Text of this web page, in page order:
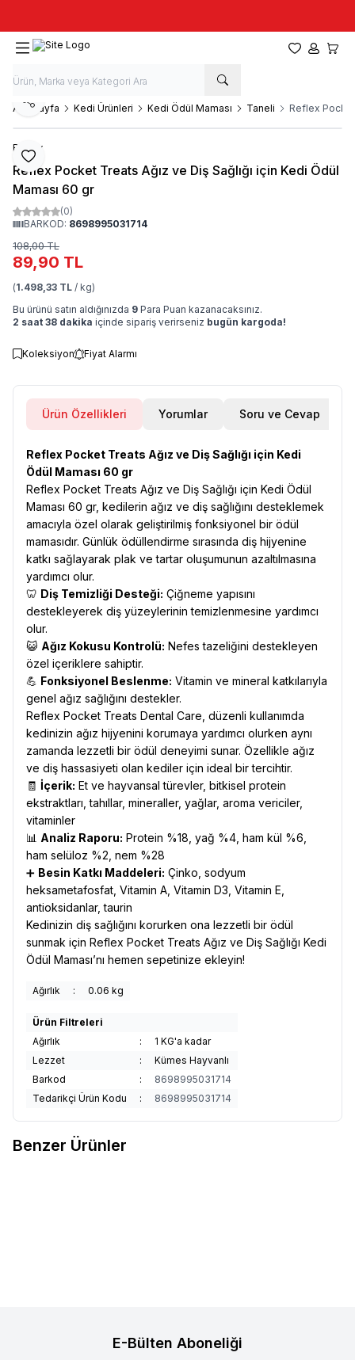
Favorilerim
Hesabım
Ana Sayfa Kedi Ürünleri Kedi Ödül Maması Taneli Reflex Pocket
Favoriye Ekle
Paylaş
Reflex
Reflex Pocket Treats Ağız ve Diş Sağlığı için Kedi Ödül
Maması 60 gr
(0)
BARKOD: 8698995031714
108,00TL
89,90 TL
(1.498,33 TL / kg)
Bu ürünü satın aldığınızda 9 Para Puan kazanacaksınız.
2 saat 38 dakika içinde sipariş verirseniz bugün kargoda!
Koleksiyon Fiyat Alarmı
Ürün Özellikleri Yorumlar Soru ve Cevap
Reflex Pocket Treats Ağız ve Diş Sağlığı için Kedi
Ödül Maması 60 gr
Reflex Pocket Treats Ağız ve Diş Sağlığı için Kedi Ödül
Maması 60 gr, kedilerin ağız ve diş sağlığını desteklemek
amacıyla özel olarak geliştirilmiş fonksiyonel bir ödül
mamasıdır. Günlük ödüllendirme sırasında diş hijyenine
katkı sağlayarak plak ve tartar oluşumunun azaltılmasına
yardımcı olur.
🦷 Diş Temizliği Desteği: Çiğneme yapısını
destekleyerek diş yüzeylerinin temizlenmesine yardımcı
olur.
😺 Ağız Kokusu Kontrolü: Nefes tazeliğini destekleyen
özel içeriklere sahiptir.
💪 Fonksiyonel Beslenme: Vitamin ve mineral katkılarıyla
genel ağız sağlığını destekler.
Reflex Pocket Treats Dental Care, düzenli kullanımda
kedinizin ağız hijyenini korumaya yardımcı olurken aynı
zamanda lezzetli bir ödül deneyimi sunar. Özellikle ağız
ve diş hassasiyeti olan kediler için ideal bir tercihtir.
🧾 İçerik: Et ve hayvansal türevler, bitkisel protein
ekstraktları, tahıllar, mineraller, yağlar, aroma vericiler,
vitaminler
📊 Analiz Raporu: Protein %18, yağ %4, ham kül %6,
ham selüloz %2, nem %28
➕ Besin Katkı Maddeleri: Çinko, sodyum
heksametafosfat, Vitamin A, Vitamin D3, Vitamin E,
antioksidanlar, taurin
Kedinizin diş sağlığını korurken ona lezzetli bir ödül
sunmak için Reflex Pocket Treats Ağız ve Diş Sağlığı Kedi
Ödül Maması’nı hemen sepetinize ekleyin!
Ağırlık : 0.06 kg
Ürün Filtreleri
Ağırlık
:
1 KG'a kadar
Lezzet
:
Kümes Hayvanlı
Barkod
:
8698995031714
Tedarikçi Ürün Kodu
: 8698995031714
Benzer Ürünler
E-Bülten Aboneliği